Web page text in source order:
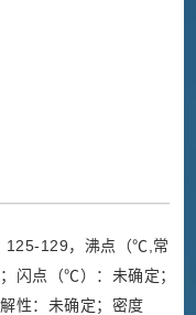
125-129，沸点（℃,常
闪点（℃）：未确定；
性：未确定；密度